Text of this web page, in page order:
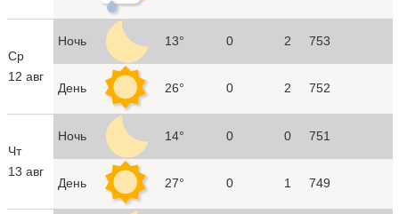
Ср
12 авг
Ночь 13° 0 2 753
День 26° 0 2 752
Чт
13 авг
Ночь 14° 0 0 751
День 27° 0 1 749